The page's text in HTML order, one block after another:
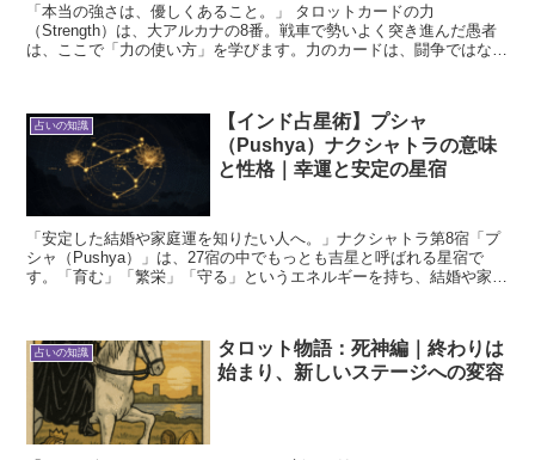
「本当の強さは、優しくあること。」 タロットカードの力
（Strength）は、大アルカナの8番。戦車で勢いよく突き進んだ愚者
は、ここで「力の使い方」を学びます。力のカードは、闘争ではなく
占いの知識
【インド占星術】プシャ
（Pushya）ナクシャトラの意味
と性格｜幸運と安定の星宿
「安定した結婚や家庭運を知りたい人へ。」ナクシャトラ第8宿「プ
シャ（Pushya）」は、27宿の中でもっとも吉星と呼ばれる星宿で
す。「育む」「繁栄」「守る」というエネルギーを持ち、結婚や家
占いの知識
タロット物語：死神編｜終わりは
始まり、新しいステージへの変容